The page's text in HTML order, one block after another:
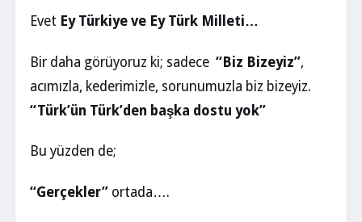
Evet Ey Türkiye ve Ey Türk Milleti…
Bir daha görüyoruz ki; sadece “Biz Bizeyiz”,
acımızla, kederimizle, sorunumuzla biz bizeyiz.
“Türk’ün Türk’den başka dostu yok”
Bu yüzden de;
“Gerçekler” ortada….